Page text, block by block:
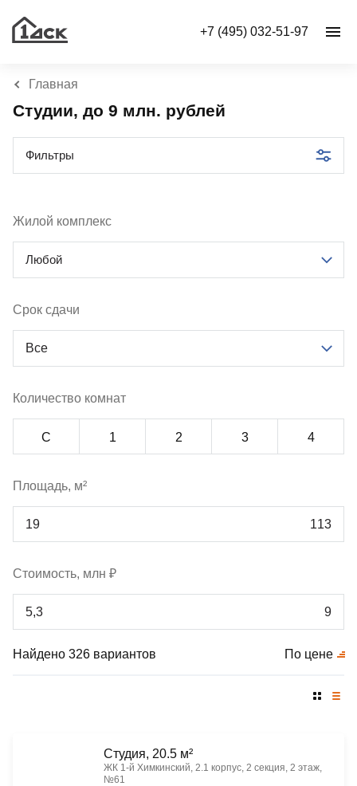
+7 (495) 032-51-97
Главная
Студии, до 9 млн. рублей
Фильтры
Жилой комплекс
Любой
Срок сдачи
Все
Количество комнат
С 1 2 3 4
Площадь, м²
Стоимость, млн ₽
Найдено 326 вариантов По цене
Cтудия, 20.5 м²
ЖК 1‑й Химкинский, 2.1 корпус, 2 секция, 2 этаж,
№61